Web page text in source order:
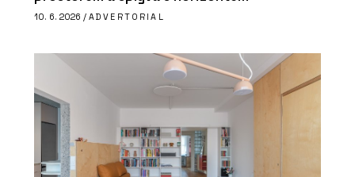
10. 6. 2026 / ADVERTORIAL